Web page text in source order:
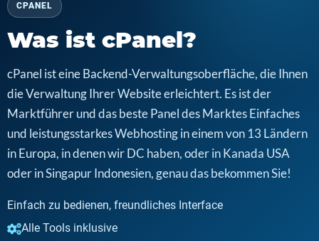
CPANEL
Was ist cPanel?
cPanel ist eine Backend-Verwaltungsoberfläche, die Ihnen
die Verwaltung Ihrer Website erleichtert. Es ist der
Marktführer und das beste Panel des Marktes Einfaches
und leistungsstarkes Webhosting in einem von 13 Ländern
in Europa, in denen wir DC haben, oder in Kanada USA
oder in Singapur Indonesien, genau das bekommen Sie!
Einfach zu bedienen, freundliches Interface
Alle Tools inklusive